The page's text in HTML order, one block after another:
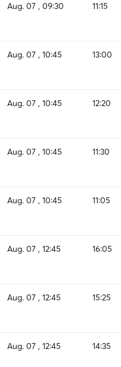
Aug. 07 , 09:30 11:15
Aug. 07 , 10:45 13:00
Aug. 07 , 10:45 12:20
Aug. 07 , 10:45 11:30
Aug. 07 , 10:45 11:05
Aug. 07 , 12:45 16:05
Aug. 07 , 12:45 15:25
Aug. 07 , 12:45 14:35